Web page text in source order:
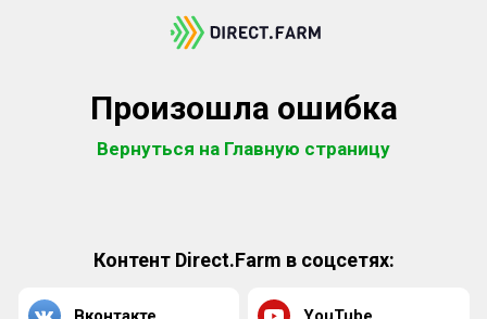
Произошла ошибка
Вернуться на Главную страницу
Контент Direct.Farm в соцсетях: